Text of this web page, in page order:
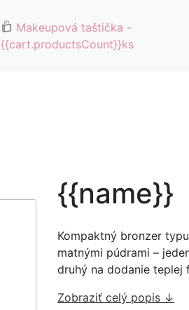
Makeupová taštička -
{{cart.productsCount}}ks
{{name}}
Kompaktný bronzer
matnými púdrami –
druhý na dodanie teplej
Zobraziť celý popis ↓